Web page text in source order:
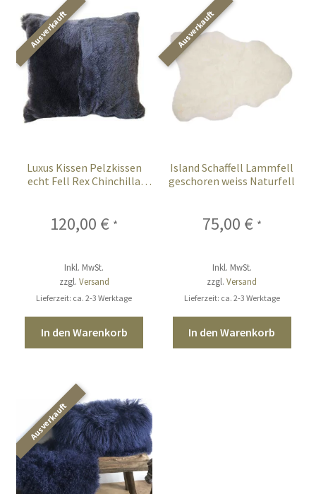
Luxus Kissen Pelzkissen
echt Fell Rex Chinchilla
120,00 € *
Inkl. MwSt.
zzgl. Versand
Lieferzeit: ca. 2-3 Werktage
In den Warenkorb
Island Schaffell Lammfell
geschoren weiss Naturfell
75,00 € *
Inkl. MwSt.
zzgl.Versand
Lieferzeit: ca. 2-3 Werktage
In den Warenkorb